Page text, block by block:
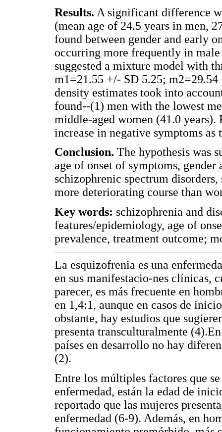
Results. A significant difference
(mean age of 24.5 years in men,
found between gender and early
occurring more frequently in
suggested a mixture model with
m1=21.55 +/- SD 5.25;
density estimates took into
found--(1) men with the lowest
middle-aged women (41.0 years).
increase in negative symptoms as
Conclusion. The hypothesis was
age of onset of symptoms,
schizophrenic spectrum
more deteriorating course than
Key words: schizophrenia and
features/epidemiology, age of
prevalence, treatment outcome;
La esquizofrenia es una
en sus manifestacio-nes clínicas,
parecer, es más frecuente en
en 1,4:1, aunque en casos de
obstante, hay estudios que
presenta transculturalmente
países en desarrollo no hay
(2).
Entre los múltiples factores que
enfermedad, están la edad de
reportado que las mujeres
enfermedad (6-9). Además, en